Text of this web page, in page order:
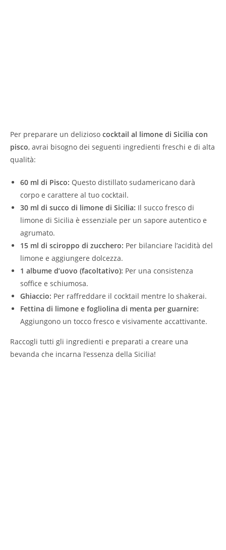
Per preparare un delizioso cocktail al limone di Sicilia con
pisco, avrai bisogno dei seguenti ingredienti freschi e di alta
qualità:
60 ml di Pisco: Questo distillato sudamericano darà
corpo e carattere al tuo cocktail.
30 ml di succo di limone di Sicilia: Il succo fresco di
limone di Sicilia è essenziale per un sapore autentico e
agrumato.
15 ml di sciroppo di zucchero: Per bilanciare l’acidità del
limone e aggiungere dolcezza.
1 albume d’uovo (facoltativo): Per una consistenza
soffice e schiumosa.
Ghiaccio: Per raffreddare il cocktail mentre lo shakerai.
Fettina di limone e fogliolina di menta per guarnire:
Aggiungono un tocco fresco e visivamente accattivante.
Raccogli tutti gli ingredienti e preparati a creare una
bevanda che incarna l’essenza della Sicilia!